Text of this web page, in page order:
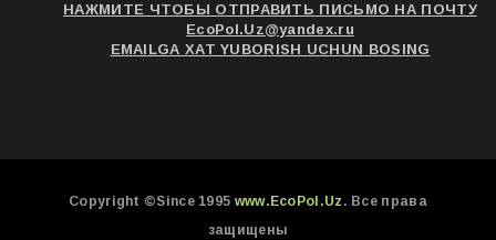
НАЖМИТЕ ЧТОБЫ ОТПРАВИТЬ ПИСЬМО НА ПОЧТУ
EcoPol.Uz@yandex.ru
EMAILGA XAT YUBORISH UCHUN BOSING
Copyright ©Since 1995 www.EcoPol.Uz . Все права
защищены